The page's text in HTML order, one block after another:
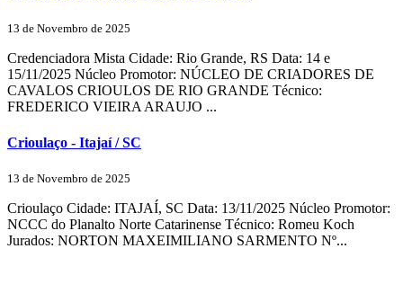
13 de Novembro de 2025
Credenciadora Mista Cidade: Rio Grande, RS Data: 14 e
15/11/2025 Núcleo Promotor: NÚCLEO DE CRIADORES DE
CAVALOS CRIOULOS DE RIO GRANDE Técnico:
FREDERICO VIEIRA ARAUJO ...
Crioulaço - Itajaí / SC
13 de Novembro de 2025
Crioulaço Cidade: ITAJAÍ, SC Data: 13/11/2025 Núcleo Promotor:
NCCC do Planalto Norte Catarinense Técnico: Romeu Koch
Jurados: NORTON MAXEIMILIANO SARMENTO Nº...